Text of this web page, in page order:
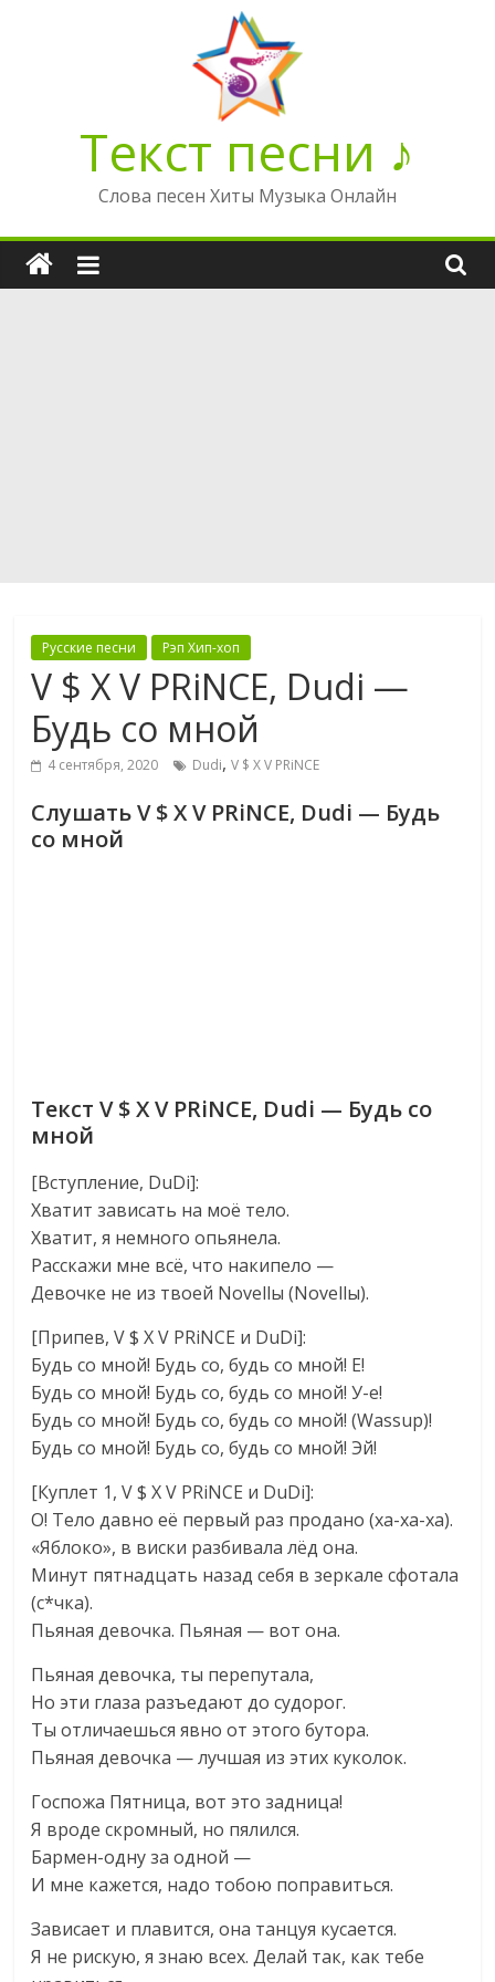
Текст песни ♪
Слова песен Хиты Музыка Онлайн
Русские песни Рэп Хип-хоп
V $ X V PRiNCE, Dudi —
Будь со мной
4 сентября, 2020 Dudi,V $ X V PRiNCE
Слушать V $ X V PRiNCE, Dudi — Будь
со мной
Текст V $ X V PRiNCE, Dudi — Будь со
мной
[Вступление, DuDi]:
Хватит зависать на моё тело.
Хватит, я немного опьянела.
Расскажи мне всё, что накипело —
Девочке не из твоей Novellы (Novellы).
[Припев, V $ X V PRiNCE и DuDi]:
Будь со мной! Будь со, будь со мной! Е!
Будь со мной! Будь со, будь со мной! У-е!
Будь со мной! Будь со, будь со мной! (Wassup)!
Будь со мной! Будь со, будь со мной! Эй!
[Куплет 1, V $ X V PRiNCE и DuDi]:
О! Тело давно её первый раз продано (ха-ха-ха).
«Яблоко», в виски разбивала лёд она.
Минут пятнадцать назад себя в зеркале сфотала
(с*чка).
Пьяная девочка. Пьяная — вот она.
Пьяная девочка, ты перепутала,
Но эти глаза разъедают до судорог.
Ты отличаешься явно от этого бутора.
Пьяная девочка — лучшая из этих куколок.
Госпожа Пятница, вот это задница!
Я вроде скромный, но пялился.
Бармен-одну за одной —
И мне кажется, надо тобою поправиться.
Зависает и плавится, она танцуя кусается.
Я не рискую, я знаю всех. Делай так, как тебе